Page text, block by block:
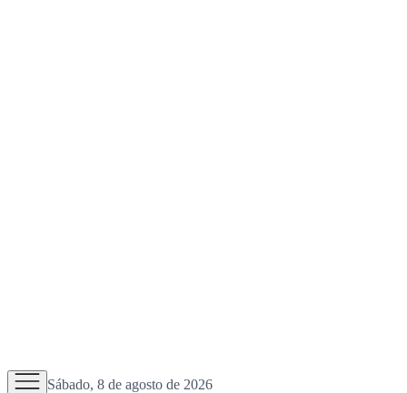
Sábado, 8 de agosto de 2026